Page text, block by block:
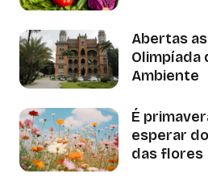
Abertas
Olimpíada
Ambiente
É
esperar
das flores